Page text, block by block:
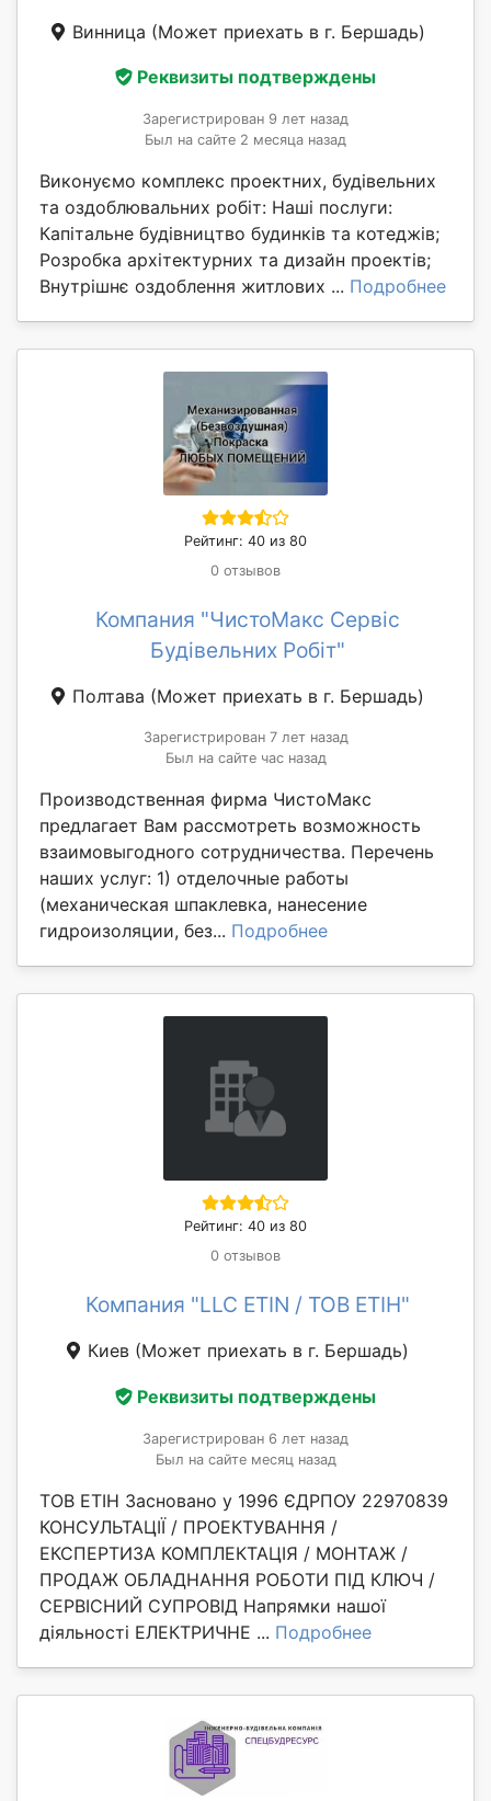
Винница (Может приехать в г. Бершадь)
Реквизиты подтверждены
Зарегистрирован 9 лет назад
Был на сайте 2 месяца назад
Виконуємо комплекс проектних, будівельних
та оздоблювальних робіт: Наші послуги:
Капітальне будівництво будинків та котеджів;
Розробка архітектурних та дизайн проектів;
Внутрішнє оздоблення житлових ... Подробнее
Рейтинг: 40 из 80
0 отзывов
Компания "ЧистоМакс Сервіс
Будівельних Робіт"
Полтава (Может приехать в г. Бершадь)
Зарегистрирован 7 лет назад
Был на сайте час назад
Производственная фирма ЧистоМакс
предлагает Вам рассмотреть возможность
взаимовыгодного сотрудничества. Перечень
наших услуг: 1) отделочные работы
(механическая шпаклевка, нанесение
гидроизоляции, без... Подробнее
Рейтинг: 40 из 80
0 отзывов
Компания "LLC ETIN / ТОВ ЕТІН"
Киев (Может приехать в г. Бершадь)
Реквизиты подтверждены
Зарегистрирован 6 лет назад
Был на сайте месяц назад
ТОВ ЕТІН Засновано у 1996 ЄДРПОУ 22970839
КОНСУЛЬТАЦІЇ / ПРОЕКТУВАННЯ /
ЕКСПЕРТИЗА КОМПЛЕКТАЦІЯ / МОНТАЖ /
ПРОДАЖ ОБЛАДНАННЯ РОБОТИ ПІД КЛЮЧ /
СЕРВІСНИЙ СУПРОВІД Напрямки нашої
діяльності ЕЛЕКТРИЧНЕ ... Подробнее